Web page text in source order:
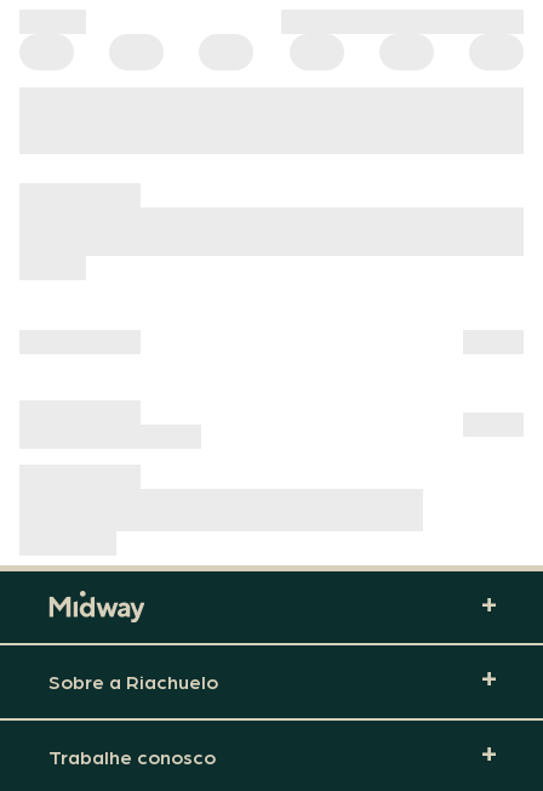
Sobre a Riachuelo
Trabalhe conosco